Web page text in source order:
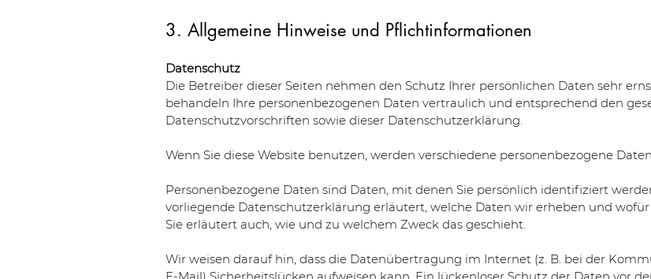
3. Allgemeine Hinweise und Pflichtinformationen
Datenschutz
Die Betreiber dieser Seiten nehmen den Schutz Ihrer persönlichen Daten sehr
behandeln Ihre personenbezogenen Daten vertraulich und entsprechend den
Datenschutzvorschriften sowie dieser Datenschutzerklärung.
Wenn Sie diese Website benutzen, werden verschiedene personenbezogene
Personenbezogene Daten sind Daten, mit denen Sie persönlich identifiziert
vorliegende Datenschutzerklärung erläutert, welche Daten wir erheben und
Sie erläutert auch, wie und zu welchem Zweck das geschieht.
Wir weisen darauf hin, dass die Datenübertragung im Internet (z. B. bei der